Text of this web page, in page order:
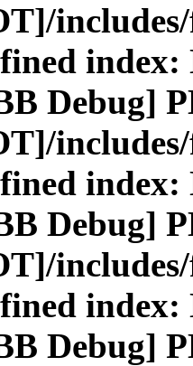
index:
Debug]
index:
Debug]
index:
Debug]